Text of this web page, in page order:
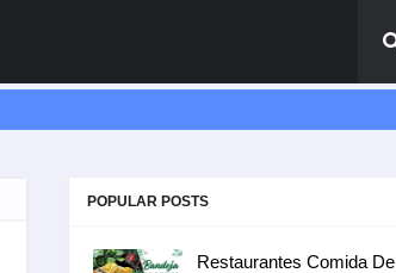
POPULAR POSTS
Restaurantes Comida De